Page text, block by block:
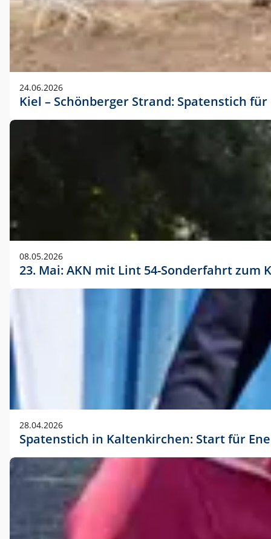
24.06.2026
Kiel – Schönberger Strand: Spatenstich
08.05.2026
23. Mai: AKN mit Lint 54-Sonderfahrt
28.04.2026
Spatenstich in Kaltenkirchen: Start für